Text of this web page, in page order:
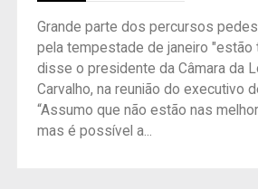
Grande parte dos percursos
pela tempestade de janeiro "estão
disse o presidente da Câmara da
Carvalho, na reunião do executivo
“Assumo que não estão nas
mas é possível a...